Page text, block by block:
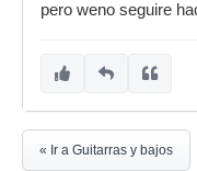
pero weno seguire
« Ir a Guitarras y bajos